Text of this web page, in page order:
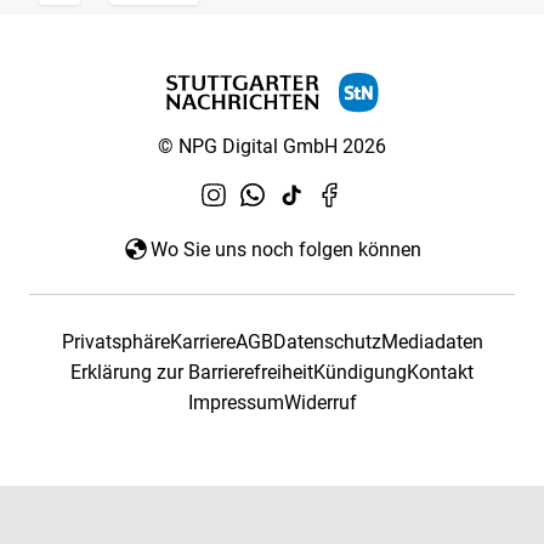
© NPG Digital GmbH 2026
Wo Sie uns noch folgen können
PrivatsphäreKarriereAGBDatenschutzMediadaten
Erklärung zur BarrierefreiheitKündigungKontakt
ImpressumWiderruf